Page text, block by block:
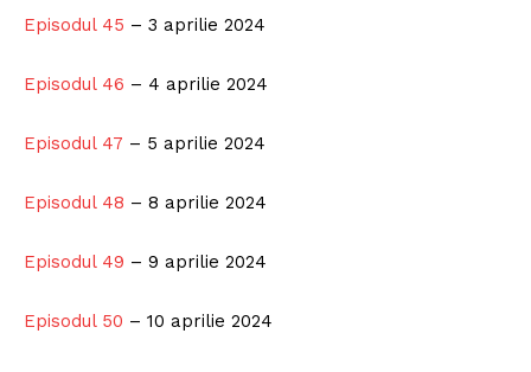
Episodul 45 – 3 aprilie 2024
Episodul 46 – 4 aprilie 2024
Episodul 47 – 5 aprilie 2024
Episodul 48 – 8 aprilie 2024
Episodul 49 – 9 aprilie 2024
Episodul 50 – 10 aprilie 2024